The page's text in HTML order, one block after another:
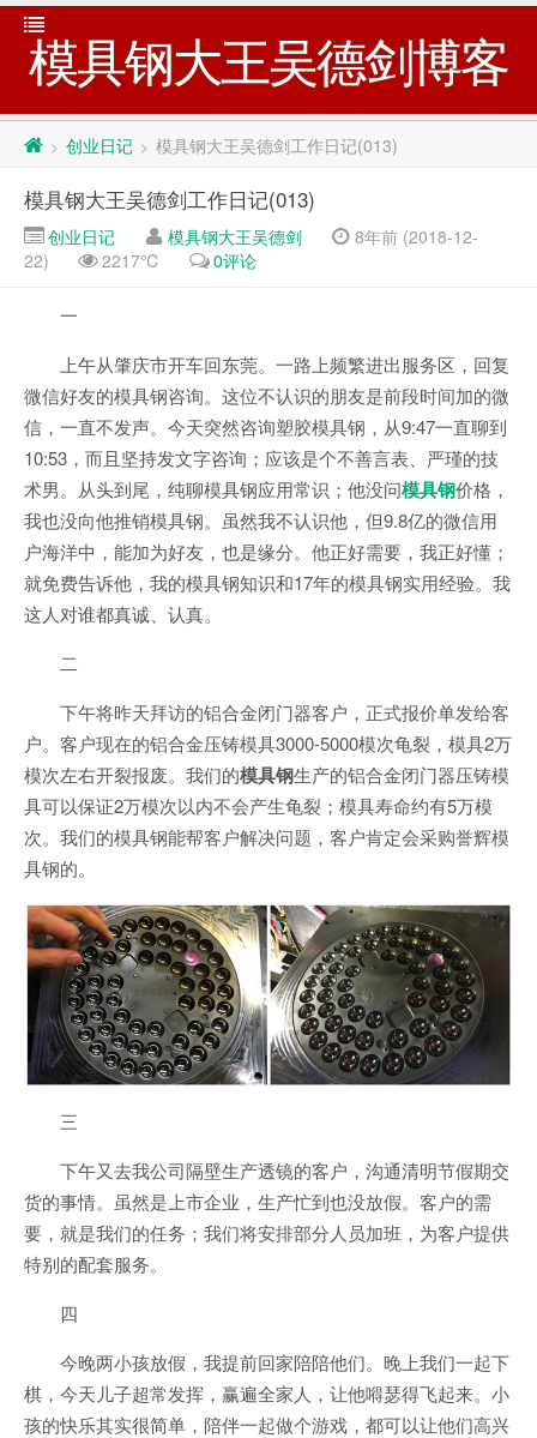
模具钢大王吴德剑博客
> 创业日记 > 模具钢大王吴德剑工作日记(013)
模具钢大王吴德剑工作日记(013)
创业日记 模具钢大王吴德剑
8年前 (2018-12-
22)
2217℃ 0评论
一
上午从肇庆市开车回东莞。一路上频繁进出服务区，回复
微信好友的模具钢咨询。这位不认识的朋友是前段时间加的微
信，一直不发声。今天突然咨询塑胶模具钢，从9:47一直聊到
10:53，而且坚持发文字咨询；应该是个不善言表、严瑾的技
术男。从头到尾，纯聊模具钢应用常识；他没问模具钢价格，
我也没向他推销模具钢。虽然我不认识他，但9.8亿的微信用
户海洋中，能加为好友，也是缘分。他正好需要，我正好懂；
就免费告诉他，我的模具钢知识和17年的模具钢实用经验。我
这人对谁都真诚、认真。
二
下午将昨天拜访的铝合金闭门器客户，正式报价单发给客
户。客户现在的铝合金压铸模具3000-5000模次龟裂，模具2万
模次左右开裂报废。我们的模具钢生产的铝合金闭门器压铸模
具可以保证2万模次以内不会产生龟裂；模具寿命约有5万模
次。我们的模具钢能帮客户解决问题，客户肯定会采购誉辉模
具钢的。
三
下午又去我公司隔壁生产透镜的客户，沟通清明节假期交
货的事情。虽然是上市企业，生产忙到也没放假。客户的需
要，就是我们的任务；我们将安排部分人员加班，为客户提供
特别的配套服务。
四
今晚两小孩放假，我提前回家陪陪他们。晚上我们一起下
棋，今天儿子超常发挥，赢遍全家人，让他嘚瑟得飞起来。小
孩的快乐其实很简单，陪伴一起做个游戏，都可以让他们高兴